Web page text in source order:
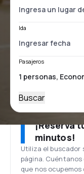
Ida
Pasajeros
Buscar
¡Reserva
minutos!
Utiliza el buscador
página.
que nos ocupemos